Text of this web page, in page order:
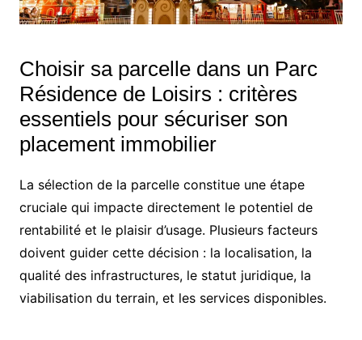
Choisir sa parcelle dans un Parc
Résidence de Loisirs : critères
essentiels pour sécuriser son
placement immobilier
La sélection de la parcelle constitue une étape
cruciale qui impacte directement le potentiel de
rentabilité et le plaisir d’usage. Plusieurs facteurs
doivent guider cette décision : la localisation, la
qualité des infrastructures, le statut juridique, la
viabilisation du terrain, et les services disponibles.